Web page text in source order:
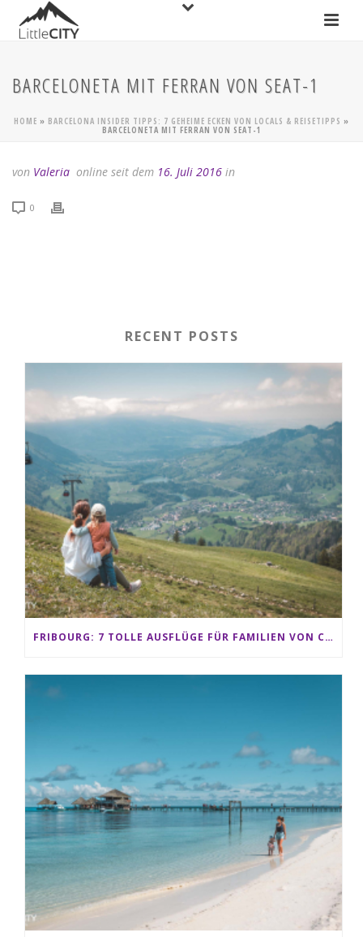
BARCELONETA MIT FERRAN VON SEAT-1
HOME » BARCELONA INSIDER TIPPS: 7 GEHEIME ECKEN VON LOCALS & REISETIPPS »
BARCELONETA MIT FERRAN VON SEAT-1
von Valeria online seit dem 16. Juli 2016 in
0
RECENT POSTS
FRIBOURG: 7 TOLLE AUSFLÜGE FÜR FAMILIEN VON CHARMEY BIS LES PACCOTS